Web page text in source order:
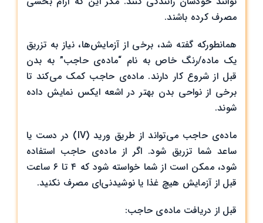
مصرف کرده باشند.
همانطورکه گفته شد، برخی از آزمایش‌ها، نیاز به تزریق
یک ماده/رنگ خاص به نام “ماده‌ی حاجب” به بدن
قبل از شروع کار دارند. ماده‌ی حاجب کمک می‌کند تا
برخی از نواحی بدن بهتر در اشعه ایکس نمایش داده
شوند.
ماده‌ی حاجب می‌تواند از طریق ورید (IV) در دست یا
ساعد شما تزریق شود. اگر از ماده‌ی حاجب استفاده
شود، ممکن است از شما خواسته شود که ۴ تا ۶ ساعت
قبل از آزمایش هیچ غذا یا نوشیدنی‌ای مصرف نکنید.
قبل از دریافت ماده‌ی حاجب: